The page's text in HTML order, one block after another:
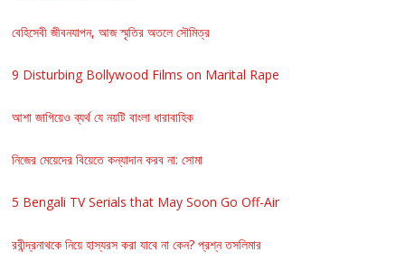
বেহিসেবী জীবনযাপন, আজ স্মৃতির অতলে সৌমিত্র
9 Disturbing Bollywood Films on Marital Rape
আশা জাগিয়েও ব্যর্থ যে নয়টি বাংলা ধারাবাহিক
নিজের মেয়েদের বিয়েতে কন্যাদান করব না: সোমা
5 Bengali TV Serials that May Soon Go Off-Air
রবীন্দ্রনাথকে নিয়ে হাস্যরস করা যাবে না কেন? প্রশ্ন তসলিমার